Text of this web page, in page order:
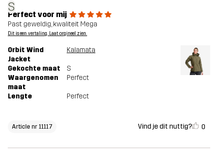
S
Perfect voor mij
Past geweldig, kwaliteit Mega
Dit is een vertaling. Laat orgineel zien.
Orbit Wind
Jacket
Kalamata
Gekochte maat
S
Waargenomen
maat
Perfect
Lengte Perfect
Article nr 11117 Vind je dit nuttig? 0